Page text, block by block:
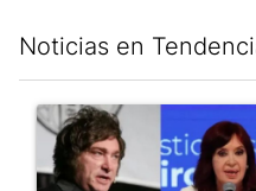
Noticias en
Un artículo de tendencia